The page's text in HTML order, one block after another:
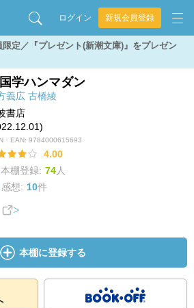
ログイン 新規会員登録
定／『プレゼント(新潮文庫)』をプレゼン
学ハンマダン
義広 古橋綾
書店
・EAN: 9784000615693
4.00
本棚登録: 74人
感想: 10件
本棚に登録する